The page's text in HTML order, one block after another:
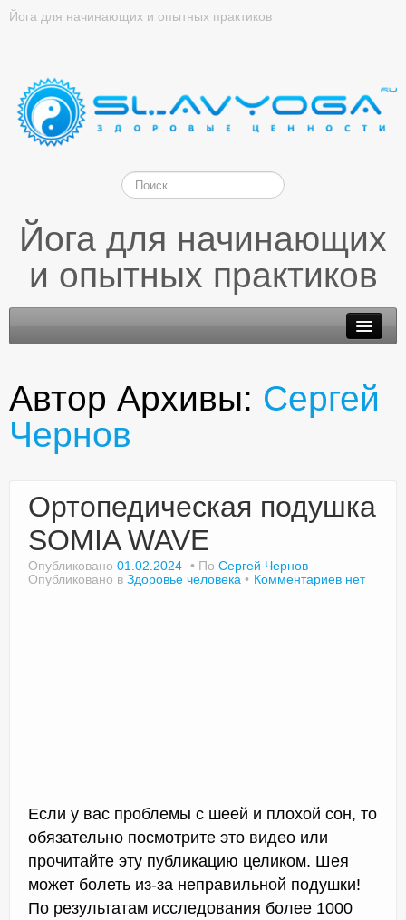
Йога для начинающих и опытных практиков
Йога для начинающих
и опытных практиков
Методика SLAVYOGA
Методика ЧЕРЕНОК
Йога для начинающих
Автор Архивы: Сергей
Чернов
Ортопедическая подушка
SOMIA WAVE
Опубликовано 01.02.2024 По Сергей Чернов
Опубликовано в Здоровье человека Комментариев нет
Если у вас проблемы с шеей и плохой сон, то
обязательно посмотрите это видео или
прочитайте эту публикацию целиком. Шея
может болеть из-за неправильной подушки!
По результатам исследования более 1000